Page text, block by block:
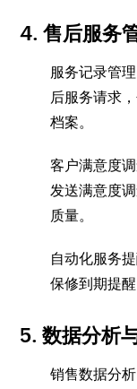
4. 售后服务
服务记录管
后服务请求
档案。
客户满意度
发送满意度
质量。
自动化服务
保修到期提
5. 数据分析
销售数据分